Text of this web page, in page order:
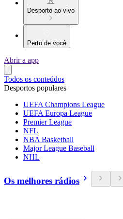
Desporto ao vivo
Perto de você
Abrir a app
Todos os conteúdos
Desportos populares
UEFA Champions League
UEFA Europa League
Premier League
NFL
NBA Basketball
Major League Baseball
NHL
Os melhores rádios